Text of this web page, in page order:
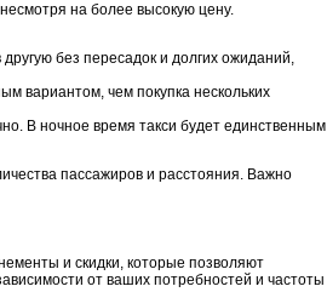
на более высокую цену.
без пересадок и долгих ожиданий,
вариантом, чем покупка нескольких
В ночное время такси будет единственным
пассажиров и расстояния. Важно
и скидки, которые позволяют
от ваших потребностей и частоты